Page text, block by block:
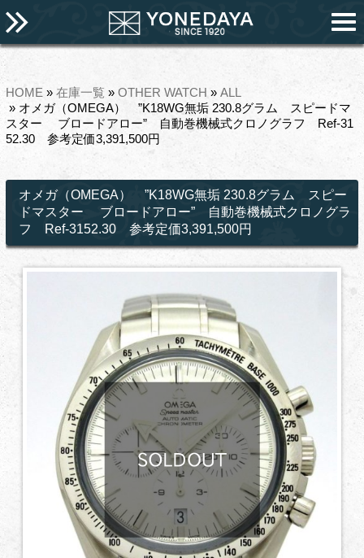
HOME » 在庫一覧 » OTHER WATCH » ALL
» オメガ（OMEGA） ”K18WG無垢 230.8グラム スピードマ
スター ブロードアロー” 自動巻機械式クロノグラフ Ref-31
52.30 参考定価3,391,500円
オメガ（OMEGA） ”K18WG無垢 230.8グラム スピー
ドマスター ブロードアロー” 自動巻機械式クロノグラ
フ Ref-3152.30 参考定価3,391,500円